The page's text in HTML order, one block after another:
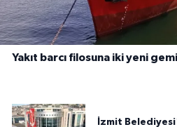
Yakıt barcı filosuna iki yeni gemi
İzmit